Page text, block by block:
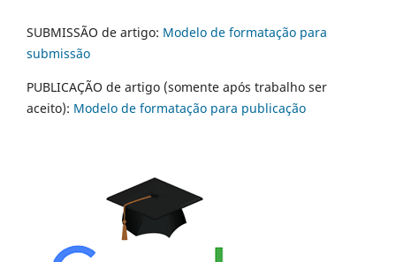
SUBMISSÃO de artigo: Modelo de formatação para
submissão
PUBLICAÇÃO de artigo (somente após trabalho ser
aceito): Modelo de formatação para publicação